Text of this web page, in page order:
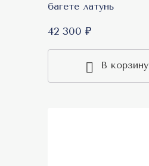
багете латунь
42 300 ₽
В корзину